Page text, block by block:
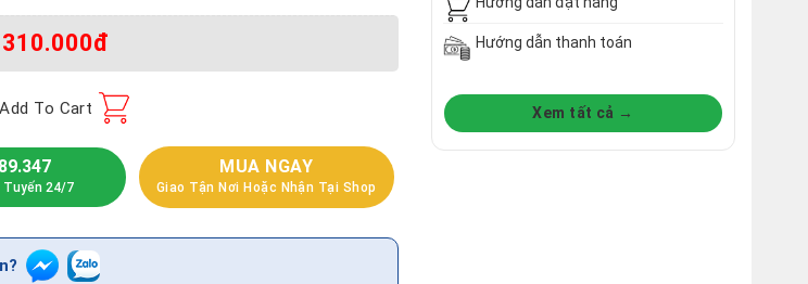
310.000đ
Add To Cart
24/7
MUA NGAY
Giao Tận Nơi Hoặc Nhận Tại Shop
Hướng dẫn thanh toán
Xem tất cả →